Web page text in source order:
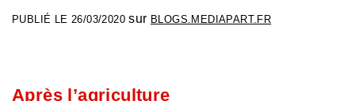
PUBLIÉ LE 26/03/2020sur BLOGS.MEDIAPART.FR
Après l’agriculture